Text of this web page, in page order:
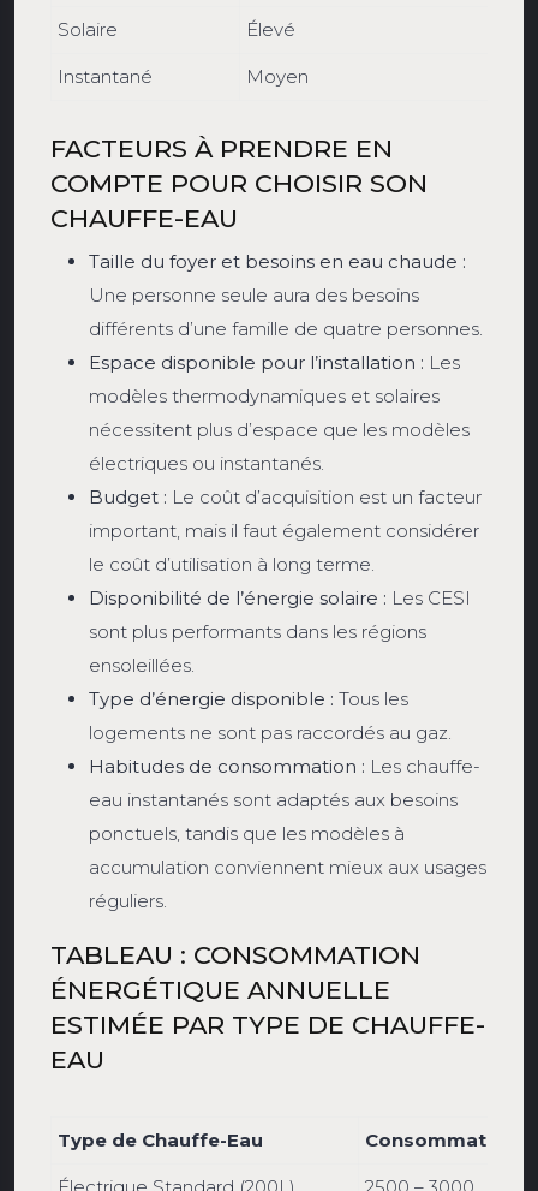
Solaire Élevé
Instantané Moyen
FACTEURS À PRENDRE EN
COMPTE POUR CHOISIR SON
CHAUFFE-EAU
Taille du foyer et besoins en eau chaude :
Une personne seule aura des besoins
différents d’une famille de quatre personnes.
Espace disponible pour l’installation : Les
modèles thermodynamiques et solaires
nécessitent plus d’espace que les modèles
électriques ou instantanés.
Budget : Le coût d’acquisition est un facteur
important, mais il faut également considérer
le coût d’utilisation à long terme.
Disponibilité de l’énergie solaire : Les CESI
sont plus performants dans les régions
ensoleillées.
Type d’énergie disponible : Tous les
logements ne sont pas raccordés au gaz.
Habitudes de consommation : Les chauffe-
eau instantanés sont adaptés aux besoins
ponctuels, tandis que les modèles à
accumulation conviennent mieux aux usages
réguliers.
TABLEAU : CONSOMMATION
ÉNERGÉTIQUE ANNUELLE
ESTIMÉE PAR TYPE DE CHAUFFE-
EAU
Type de Chauffe-Eau Consommation